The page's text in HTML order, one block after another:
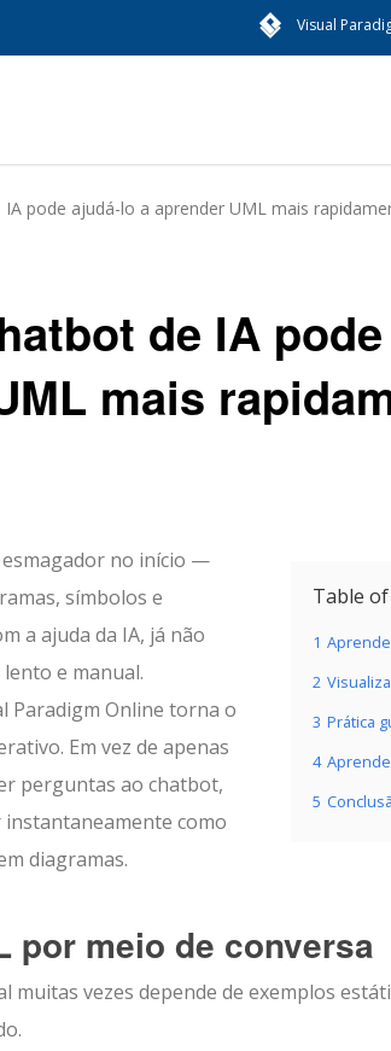
Visual
pode ajudá-lo a aprender UML mais
de IA
mais
Table
1
2
3 Prática
4
5
no início —
símbolos e
a ajuda da IA, já não
e manual.
Paradigm Online torna o
Em vez de apenas
perguntas ao chatbot,
instantaneamente como
diagramas.
por meio de conversa
muitas vezes depende de exemplos